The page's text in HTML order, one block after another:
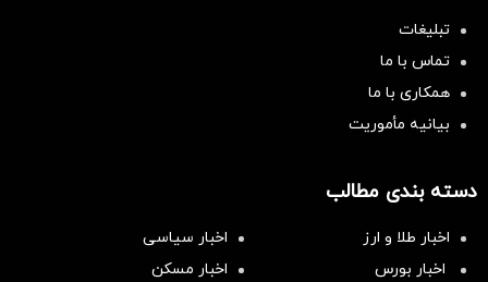
تبلیغات
تماس با ما
همکاری با ما
بیانیه مأموریت
دسته بندی مطالب
اخبار طلا و ارز
اخبار سیاسی
اخبار بورس
اخبار مسکن